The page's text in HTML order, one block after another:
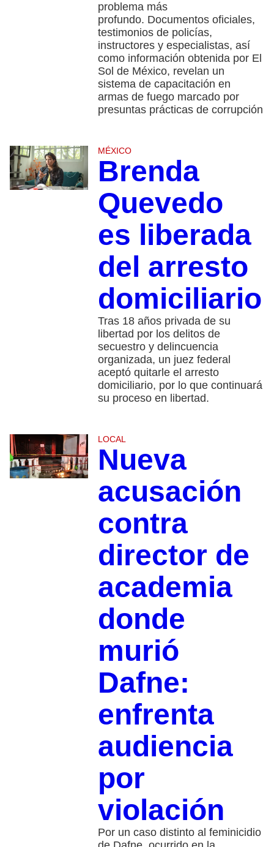
problema más
profundo. Documentos oficiales,
testimonios de policías,
instructores y especialistas, así
como información obtenida por El
Sol de México, revelan un
sistema de capacitación en
armas de fuego marcado por
presuntas prácticas de corrupción
MÉXICO
Brenda
Quevedo
es liberada
del arresto
domiciliario
Tras 18 años privada de su
libertad por los delitos de
secuestro y delincuencia
organizada, un juez federal
aceptó quitarle el arresto
domiciliario, por lo que continuará
su proceso en libertad.
LOCAL
Nueva
acusación
contra
director de
academia
donde
murió
Dafne:
enfrenta
audiencia
por
violación
Por un caso distinto al feminicidio